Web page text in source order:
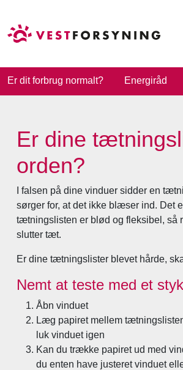
Er dit forbrug normalt? Energiråd
Er dine
orden?
I falsen på dine vinduer sidder en
sørger for, at det ikke blæser ind. Det
tætningslisten er blød og fleksibel, så
slutter tæt.
Er dine tætningslister blevet hårde,
Nemt at teste med et
Åbn vinduet
Læg papiret mellem
luk vinduet igen
Kan du trække papiret ud med
du enten have justeret vinduet